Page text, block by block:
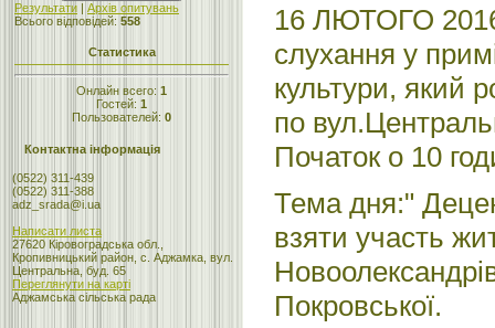
Результати | Архів опитувань
Всього відповідей: 558
Статистика
Онлайн всего: 1
Гостей: 1
Пользователей: 0
Контактна інформація
(0522) 311-439
(0522) 311-388
adz_srada@i.ua
Написати листа
27620 Кіровоградська обл.,
Кропивницький район, с. Аджамка, вул.
Центральна, буд. 65
Переглянути на карті
Аджамська сільська рада
16 ЛЮТОГО 2016
слухання у
культури, який
по
Початок о 10
Тема дня:"
взяти участь
Покровської.